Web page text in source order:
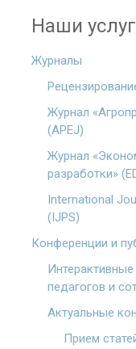
Наши
Журналы
Журнал
(APEJ)
Журнал
разработки»
International
(IJPS)
Конференции и
Интерактивные
педагогов и
Актуальные
Прием